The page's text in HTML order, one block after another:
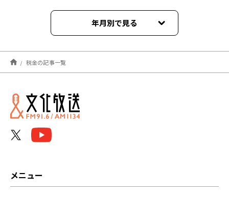
年月別で見る
2026年08月
2026年07月
2026年06月
税金の記事一覧
メニュー